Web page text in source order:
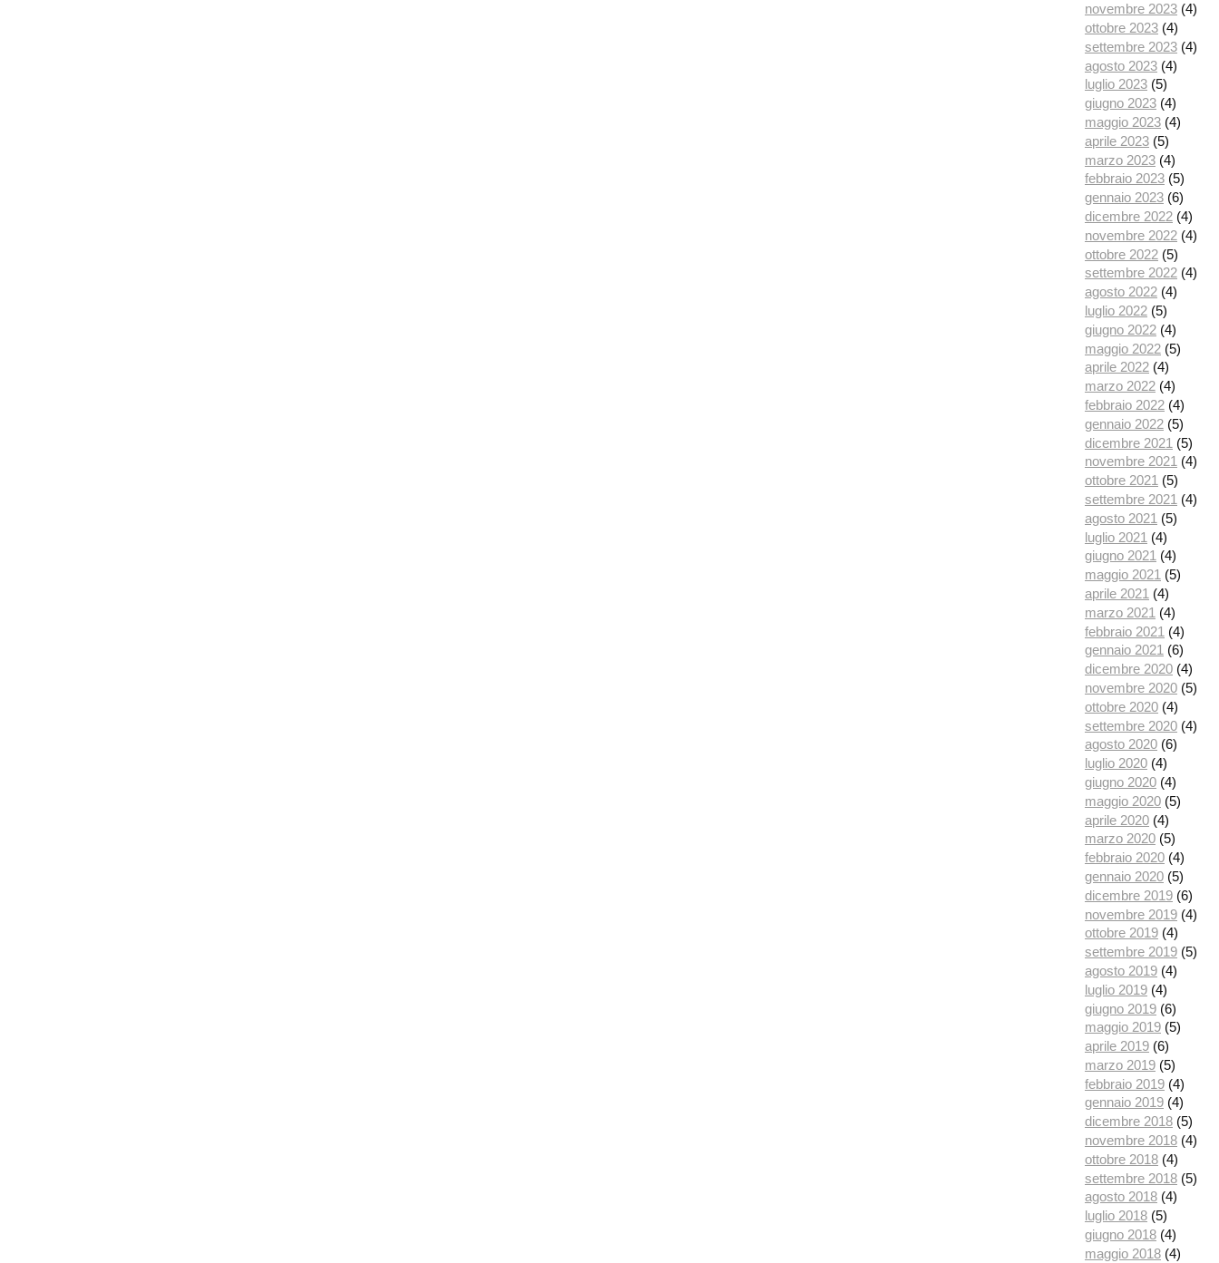
novembre 2023 (4)
ottobre 2023 (4)
settembre 2023 (4)
agosto 2023 (4)
luglio 2023 (5)
giugno 2023 (4)
maggio 2023 (4)
aprile 2023 (5)
marzo 2023 (4)
febbraio 2023 (5)
gennaio 2023 (6)
dicembre 2022 (4)
novembre 2022 (4)
ottobre 2022 (5)
settembre 2022 (4)
agosto 2022 (4)
luglio 2022 (5)
giugno 2022 (4)
maggio 2022 (5)
aprile 2022 (4)
marzo 2022 (4)
febbraio 2022 (4)
gennaio 2022 (5)
dicembre 2021 (5)
novembre 2021 (4)
ottobre 2021 (5)
settembre 2021 (4)
agosto 2021 (5)
luglio 2021 (4)
giugno 2021 (4)
maggio 2021 (5)
aprile 2021 (4)
marzo 2021 (4)
febbraio 2021 (4)
gennaio 2021 (6)
dicembre 2020 (4)
novembre 2020 (5)
ottobre 2020 (4)
settembre 2020 (4)
agosto 2020 (6)
luglio 2020 (4)
giugno 2020 (4)
maggio 2020 (5)
aprile 2020 (4)
marzo 2020 (5)
febbraio 2020 (4)
gennaio 2020 (5)
dicembre 2019 (6)
novembre 2019 (4)
ottobre 2019 (4)
settembre 2019 (5)
agosto 2019 (4)
luglio 2019 (4)
giugno 2019 (6)
maggio 2019 (5)
aprile 2019 (6)
marzo 2019 (5)
febbraio 2019 (4)
gennaio 2019 (4)
dicembre 2018 (5)
novembre 2018 (4)
ottobre 2018 (4)
settembre 2018 (5)
agosto 2018 (4)
luglio 2018 (5)
giugno 2018 (4)
maggio 2018 (4)